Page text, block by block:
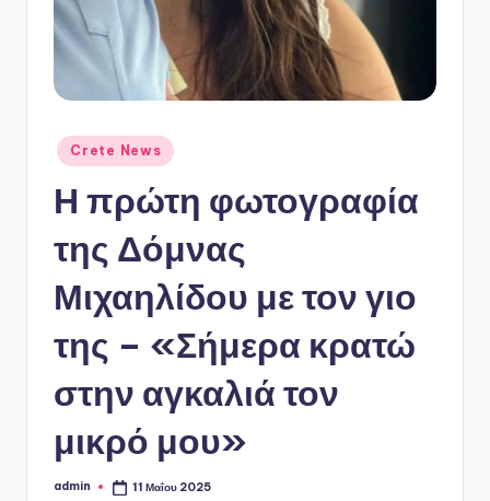
P
Αναρτήθηκε
σε
Crete News
Η πρώτη φωτογραφία
της Δόμνας
Μιχαηλίδου με τον γιο
της – «Σήμερα κρατώ
στην αγκαλιά τον
μικρό μου»
Συγγραφέας:
admin 11 Μαΐου 2025